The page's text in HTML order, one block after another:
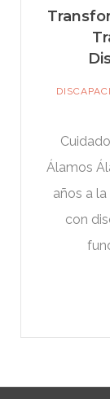
Álamos
años a
con